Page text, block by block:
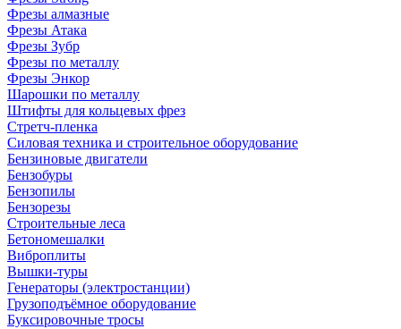
Фрезы алмазные
Фрезы Атака
Фрезы Зубр
Фрезы по металлу
Фрезы Энкор
Шарошки по металлу
Штифты для кольцевых фрез
Стретч-пленка
Силовая техника и строительное оборудование
Бензиновые двигатели
Бензобуры
Бензопилы
Бензорезы
Строительные леса
Бетономешалки
Виброплиты
Вышки-туры
Генераторы (электростанции)
Грузоподъёмное оборудование
Буксировочные тросы